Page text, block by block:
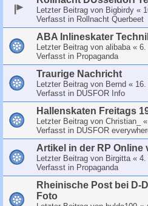
Letzter Beitrag von Bigbirdy «
Verfasst in Rollnacht Querbeet
ABA Inlineskater
Letzter Beitrag von alibaba« 6.
Verfasst in Propaganda
Traurige Nachricht
Letzter Beitrag von Bernd «
Verfasst in DUSFOR Info
Hallenskaten Freitags
Letzter Beitrag von Christian_ «
Verfasst in DUSFOR
Artikel in der RP Online
Letzter Beitrag von Birgitta« 4.
Verfasst in Propaganda
Rheinische Post bei D-
Foto